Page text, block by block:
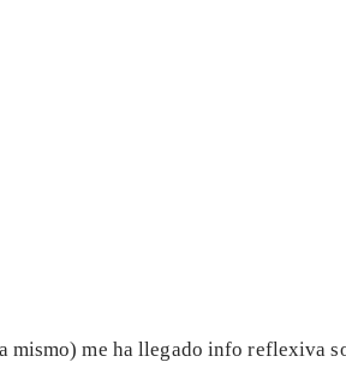
mismo) me ha llegado info reflexiva